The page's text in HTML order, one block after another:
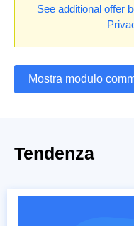
See additional offer
Mostra modulo
Tendenza